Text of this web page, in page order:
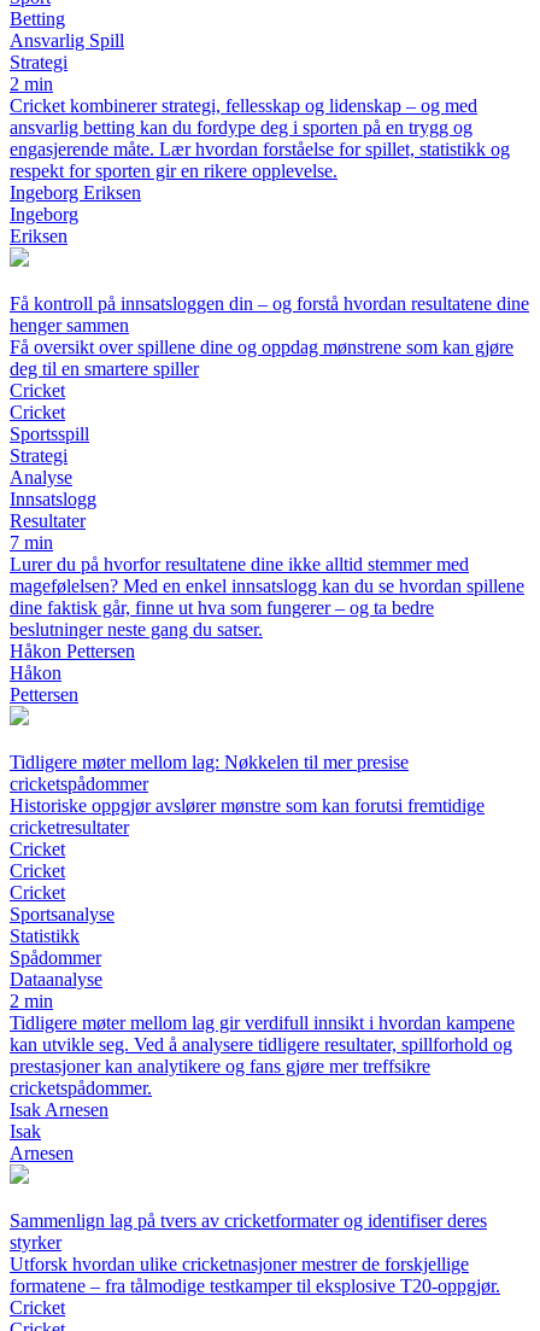
Betting
Ansvarlig Spill
Strategi
2 min
Cricket kombinerer strategi, fellesskap og lidenskap – og med
ansvarlig betting kan du fordype deg i sporten på en trygg og
engasjerende måte. Lær hvordan forståelse for spillet, statistikk og
respekt for sporten gir en rikere opplevelse.
Ingeborg Eriksen
Ingeborg
Eriksen
Få kontroll på innsatsloggen din – og forstå hvordan resultatene dine
henger sammen
Få oversikt over spillene dine og oppdag mønstrene som kan gjøre
deg til en smartere spiller
Cricket
Cricket
Sportsspill
Strategi
Analyse
Innsatslogg
Resultater
7 min
Lurer du på hvorfor resultatene dine ikke alltid stemmer med
magefølelsen? Med en enkel innsatslogg kan du se hvordan spillene
dine faktisk går, finne ut hva som fungerer – og ta bedre
beslutninger neste gang du satser.
Håkon Pettersen
Håkon
Pettersen
Tidligere møter mellom lag: Nøkkelen til mer presise
cricketspådommer
Historiske oppgjør avslører mønstre som kan forutsi fremtidige
cricketresultater
Cricket
Cricket
Cricket
Sportsanalyse
Statistikk
Spådommer
Dataanalyse
2 min
Tidligere møter mellom lag gir verdifull innsikt i hvordan kampene
kan utvikle seg. Ved å analysere tidligere resultater, spillforhold og
prestasjoner kan analytikere og fans gjøre mer treffsikre
cricketspådommer.
Isak Arnesen
Isak
Arnesen
Sammenlign lag på tvers av cricketformater og identifiser deres
styrker
Utforsk hvordan ulike cricketnasjoner mestrer de forskjellige
formatene – fra tålmodige testkamper til eksplosive T20-oppgjør.
Cricket